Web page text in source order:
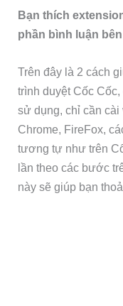
Bạn thích
phần bình luận
Trên đây là 2 cách
trình duyệt Cốc
sử dụng, chỉ cần cài
Chrome, FireFox,
tương tự như trên
lần theo các bước
này sẽ giúp bạn